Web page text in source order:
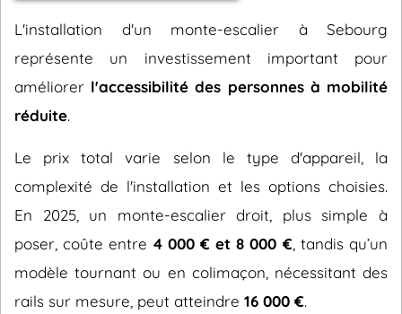
L'installation d'un monte-escalier à Sebourg
représente un investissement important pour
améliorer l'accessibilité des personnes à mobilité
réduite.
Le prix total varie selon le type d'appareil, la
complexité de l'installation et les options choisies.
En 2025, un monte-escalier droit, plus simple à
poser, coûte entre 4 000 € et 8 000 € , tandis qu’un
modèle tournant ou en colimaçon, nécessitant des
rails sur mesure, peut atteindre 16 000 €.